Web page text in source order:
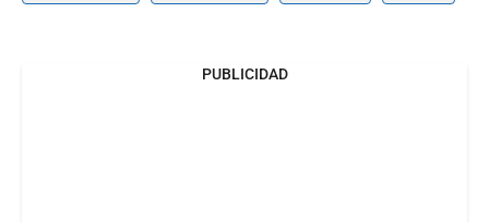
PUBLICIDAD